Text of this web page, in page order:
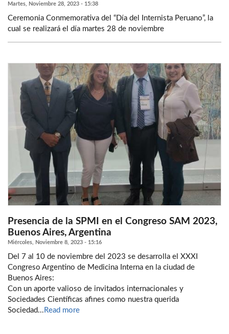
Martes, Noviembre 28, 2023 - 15:38
Ceremonia Conmemorativa del “Día del Internista Peruano”, la
cual se realizará el día martes 28 de noviembre
Presencia de la SPMI en el Congreso SAM 2023,
Buenos Aires, Argentina
Miércoles, Noviembre 8, 2023 - 15:16
Del 7 al 10 de noviembre del 2023 se desarrolla el XXXI
Congreso Argentino de Medicina Interna en la ciudad de
Buenos Aires:
Con un aporte valioso de invitados internacionales y
Sociedades Científicas afines como nuestra querida
Sociedad... Read more